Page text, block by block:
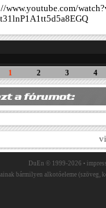
www.youtube.com/
1 2 3 4
DuEn © 1999-2026 •
bármilyen alkotóeleme (szöveg,